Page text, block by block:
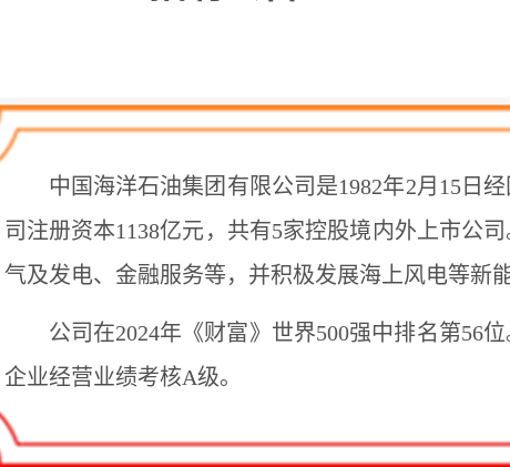
中国海洋石油集团有限公司是1982年2月15日
司注册资本1138亿元，共有5家控股境内外上市公
气及发电、金融服务等，并积极发展海上风电等新能
公司在2024年《财富》世界500强中排名第56
企业经营业绩考核A级。